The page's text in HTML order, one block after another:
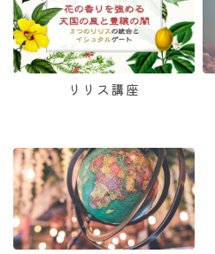
リリス講座